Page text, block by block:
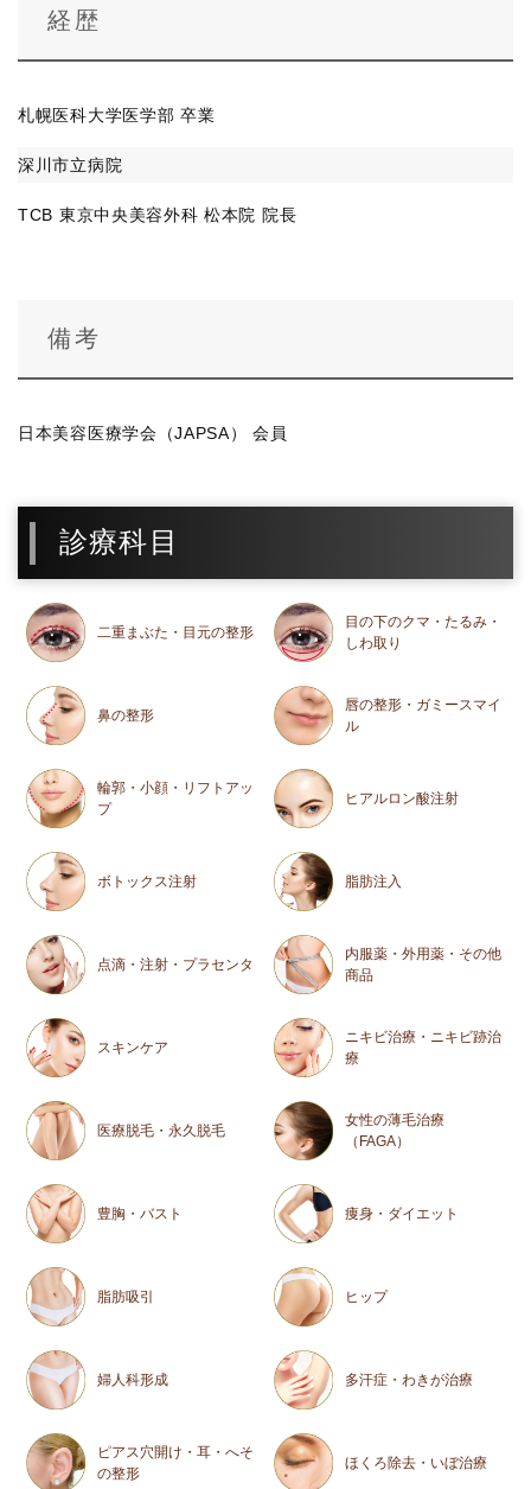
経歴
札幌医科大学医学部 卒業
深川市立病院
TCB 東京中央美容外科 松本院 院長
備考
日本美容医療学会（JAPSA） 会員
診療科目
二重まぶた・目元の整形
目の下のクマ・たるみ・
しわ取り
鼻の整形
唇の整形・ガミースマイ
ル
輪郭・小顔・リフトアッ
プ
ヒアルロン酸注射
ボトックス注射 脂肪注入
点滴・注射・プラセンタ
内服薬・外用薬・その他
商品
スキンケア
ニキビ治療・ニキビ跡治
療
医療脱毛・永久脱毛
女性の薄毛治療
（FAGA）
豊胸・バスト 痩身・ダイエット
脂肪吸引 ヒップ
婦人科形成 多汗症・わきが治療
ピアス穴開け・耳・へそ
の整形
ほくろ除去・いぼ治療